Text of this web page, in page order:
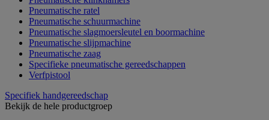
Pneumatische ratel
Pneumatische schuurmachine
Pneumatische slagmoersleutel en boormachine
Pneumatische slijpmachine
Pneumatische zaag
Specifieke pneumatische gereedschappen
Verfpistool
Specifiek handgereedschap
Bekijk de hele productgroep